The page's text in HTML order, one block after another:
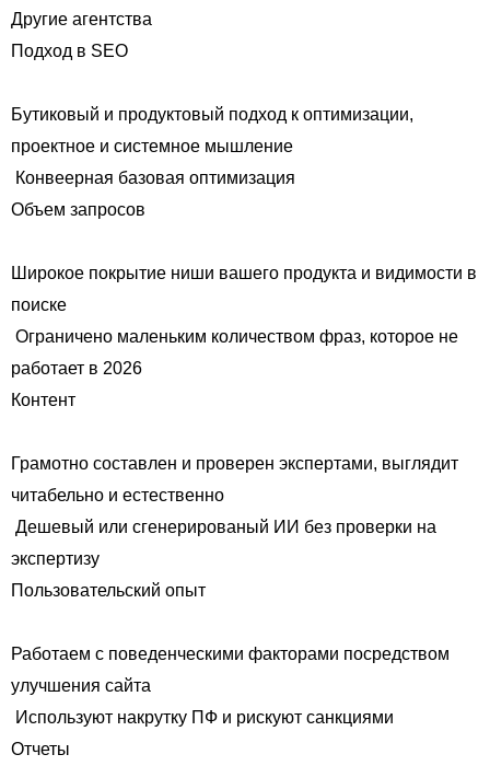
Другие агентства
Подход в SEO
Бутиковый и продуктовый подход к оптимизации,
проектное и системное мышление
Конвеерная базовая оптимизация
Объем запросов
Широкое покрытие ниши вашего продукта и видимости в
поиске
Ограничено маленьким количеством фраз, которое не
работает в 2026
Контент
Грамотно составлен и проверен экспертами, выглядит
читабельно и естественно
Дешевый или сгенерированый ИИ без проверки на
экспертизу
Пользовательский опыт
Работаем с поведенческими факторами посредством
улучшения сайта
Используют накрутку ПФ и рискуют санкциями
Отчеты